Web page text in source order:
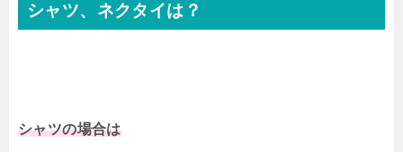
シャツ、ネクタイは？
シャツの場合は